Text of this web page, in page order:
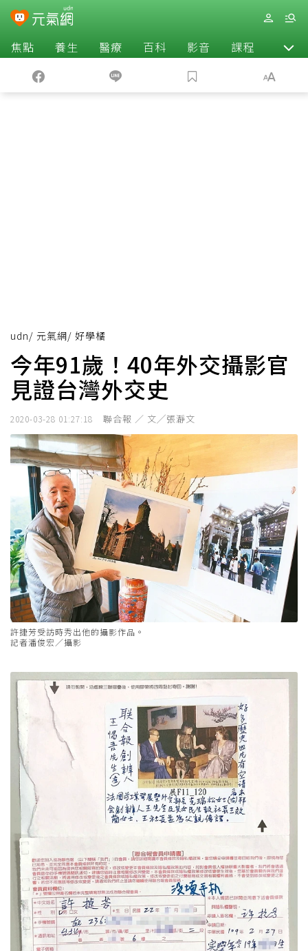
焦點 養生 醫療 百科 影音 課程 退休
udn/ 元氣網/ 好學橘
今年91歲！40年外交攝影官
見證台灣外交史
2020-03-28 01:27:18 聯合報 ／ 文╱張瀞文
許捷芳受訪時秀出他的攝影作品。
記者潘俊宏／攝影